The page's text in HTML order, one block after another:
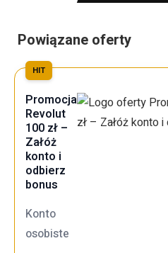
Powiązane oferty
HIT
Promocja
Revolut
100 zł –
Załóż
konto i
odbierz
bonus
Konto
osobiste